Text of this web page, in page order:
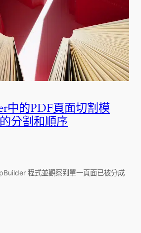
中的PDF頁面切割模
分割和順序
程式並觀察到單一頁面已被分成